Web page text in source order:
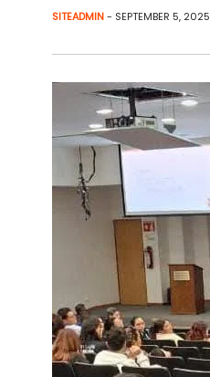
SITEADMIN- SEPTEMBER 5, 2025